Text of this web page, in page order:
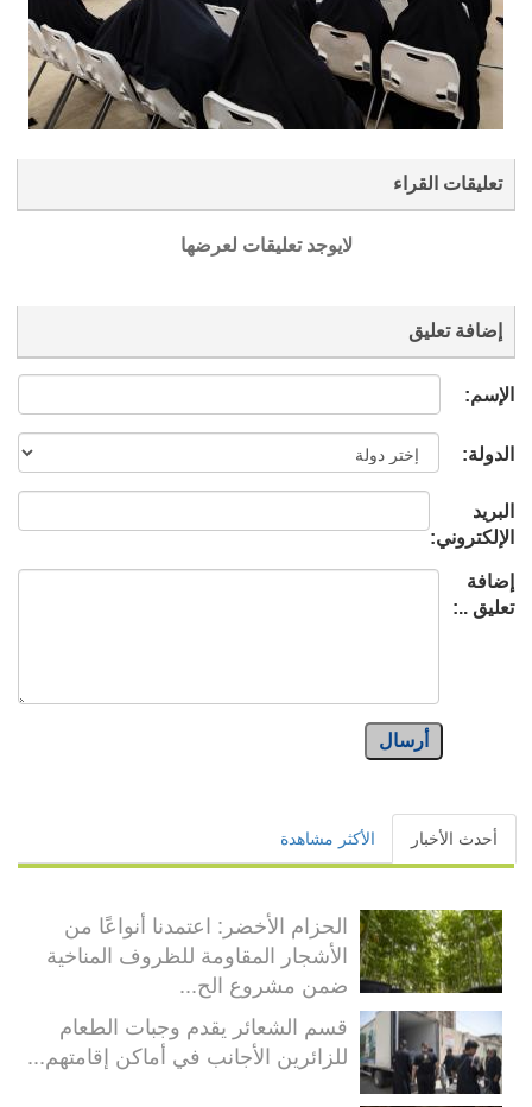
تعليقات القراء
لايوجد تعليقات لعرضها
إضافة تعليق
الإسم:
الدولة:
البريد
الإلكتروني:
إضافة
تعليق ..:
أرسال
أحدث الأخبار الأكثر مشاهدة
الحزام الأخضر: اعتمدنا أنواعًا من
الأشجار المقاومة للظروف المناخية
ضمن مشروع الح...
قسم الشعائر يقدم وجبات الطعام
للزائرين الأجانب في أماكن إقامتهم...